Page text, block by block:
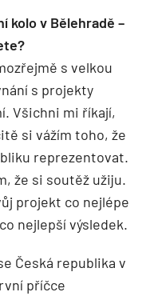
kolo v Bělehradě –
s velkou
s projekty
Všichni mi říkají,
si vážím toho, že
reprezentovat.
že si soutěž užiju.
projekt co nejlépe
nejlepší výsledek.
Česká republika v
příčce